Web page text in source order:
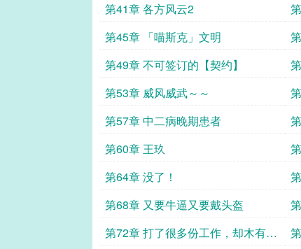
第41章 各方风云2
第45章 「喵斯克」文明
第49章 不可签订的【契约】
第53章 威风威武～～
第57章 中二病晚期患者
第60章 王玖
第64章 没了！
第68章 又要牛逼又要戴头盔
第72章 打了很多份工作，却木有工